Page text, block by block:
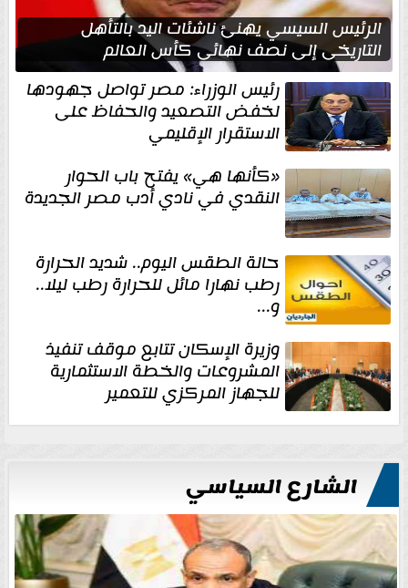
الرئيس السيسي يهنئ ناشئات اليد بالتأهل
التاريخي إلى نصف نهائي كأس العالم
رئيس الوزراء: مصر تواصل جهودها
لخفض التصعيد والحفاظ على
الاستقرار الإقليمي
«كأنها هي» يفتح باب الحوار
النقدي في نادي أدب مصر الجديدة
حالة الطقس اليوم.. شديد الحرارة
رطب نهارا مائل للحرارة رطب ليلا..
و...
وزيرة الإسكان تتابع موقف تنفيذ
المشروعات والخطة الاستثمارية
للجهاز المركزي للتعمير
الشارع السياسي